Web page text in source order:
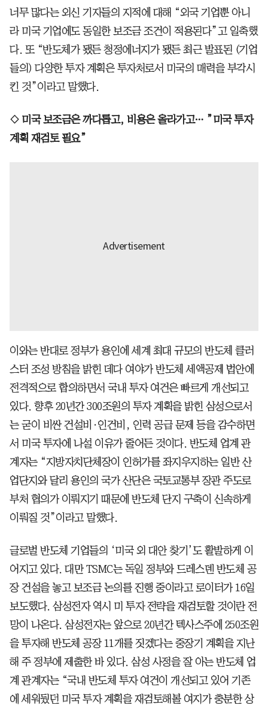
너무 많다는 외신 기자들의 지적에 대해 “외국 기업뿐 아니
라 미국 기업에도 동일한 보조금 조건이 적용된다”고 일축했
다. 또 “반도체가 됐든 청정에너지가 됐든 최근 발표된 (기업
들의) 다양한 투자 계획은 투자처로서 미국의 매력을 부각시
킨 것”이라고 말했다.
◇ 미국 보조금은 까다롭고, 비용은 올라가고… ”미국 투자
계획 재검토 필요”
이와는 반대로 정부가 용인에 세계 최대 규모의 반도체 클러
스터 조성 방침을 밝힌 데다 여야가 반도체 세액공제 법안에
전격적으로 합의하면서 국내 투자 여건은 빠르게 개선되고
있다. 향후 20년간 300조원의 투자 계획을 밝힌 삼성으로서
는 굳이 비싼 건설비·인건비, 인력 공급 문제 등을 감수하면
서 미국 투자에 나설 이유가 줄어든 것이다. 반도체 업계 관
계자는 “지방자치단체장이 인허가를 좌지우지하는 일반 산
업단지와 달리 용인의 국가 산단은 국토교통부 장관 주도로
부처 협의가 이뤄지기 때문에 반도체 단지 구축이 신속하게
이뤄질 것”이라고 말했다.
글로벌 반도체 기업들의 ‘미국 외 대안 찾기’도 활발하게 이
어지고 있다. 대만 TSMC는 독일 정부와 드레스덴 반도체 공
장 건설을 놓고 보조금 논의를 진행 중이라고 로이터가 16일
보도했다. 삼성전자 역시 미 투자 전략을 재검토할 것이란 전
망이 나온다. 삼성전자는 앞으로 20년간 텍사스주에 250조원
을 투자해 반도체 공장 11개를 짓겠다는 중장기 계획을 지난
해 주 정부에 제출한 바 있다. 삼성 사정을 잘 아는 반도체 업
계 관계자는 “국내 반도체 투자 여건이 개선되고 있어 기존
에 세워뒀던 미국 투자 계획을 재검토해볼 여지가 충분한 상